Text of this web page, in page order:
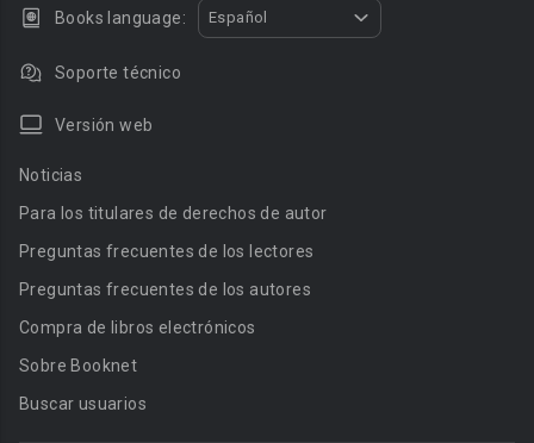
Books language: Español
Soporte técnico
Versión web
Noticias
Para los titulares de derechos de autor
Preguntas frecuentes de los lectores
Preguntas frecuentes de los autores
Compra de libros electrónicos
Sobre Booknet
Buscar usuarios